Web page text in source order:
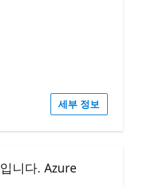
세부 정보
니다. Azure